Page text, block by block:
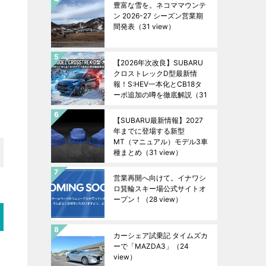
豊富な雪を。ネコママウンテ
ン 2026-27 シーズン営業期
間発表 （31 view）
【2026年次改良】SUBARU
クロストレックD型最新情
報！S:HEV一本化とCB18タ
ーボ追加の噂を徹底解説 （31
【SUBARU最新情報】2027
年までに登場する新型
MT（マニュアル）モデル3車
種まとめ （31 view）
営業再開へ向けて。イナワシ
ロ箕輪スキー場公式サイトオ
ープン！
（28 view）
カーシェア試乗記 タイムズカ
ーで「MAZDA3」
（24
view）